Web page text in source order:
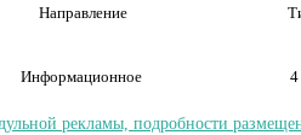
Направление
Информационное 4
рекламы, подробности